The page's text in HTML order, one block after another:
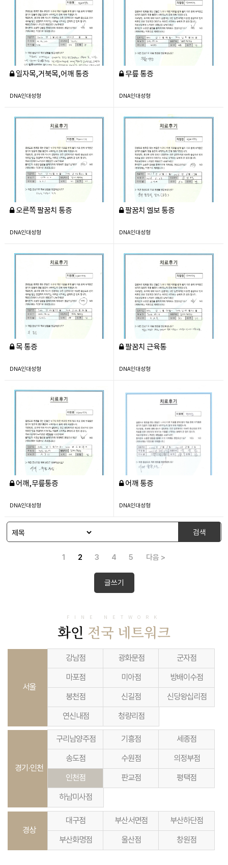
일자목,거북목,어깨 통증
DNA인대성형
무릎 통증
DNA인대성형
오른쪽 팔꿈치 통증
DNA인대성형
팔꿈치 엘보 통증
DNA인대성형
목 통증
DNA인대성형
팔꿈치 근육통
DNA인대성형
어깨,무릎통증
DNA인대성형
어깨 통증
DNA인대성형
검색
1 2 3 4 5 다음 >
글쓰기
FINE NETWORK
화인 전국 네트워크
서울
강남점 광화문점 군자점
마포점 미아점 방배이수점
봉천점 신길점 신당왕십리점
연신내점 청량리점
경기·인천
구리남양주점 기흥점 세종점
송도점 수원점 의정부점
인천점 판교점 평택점
하남미사점
경상
대구점 부산서면점 부산하단점
부산화명점 울산점 창원점